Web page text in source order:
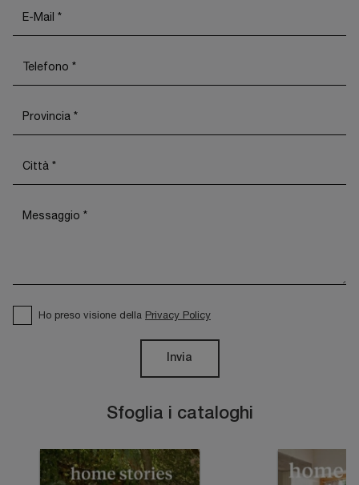
Sfoglia i cataloghi
Ho preso visione della Privacy Policy
Invia